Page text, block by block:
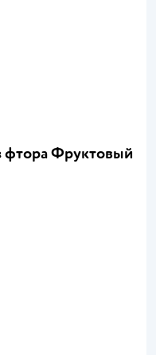
фтора Фруктовый